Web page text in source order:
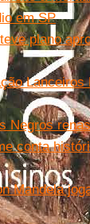
em SP
plano
Negros
conta
Mandela